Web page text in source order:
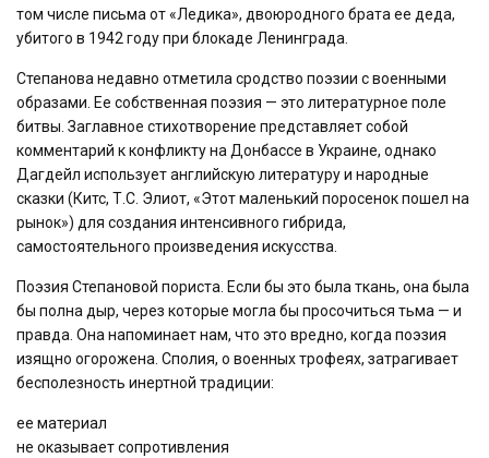
том числе письма от «Ледика», двоюродного брата ее деда,
убитого в 1942 году при блокаде Ленинграда.
Степанова недавно отметила сродство поэзии с военными
образами. Ее собственная поэзия — это литературное поле
битвы. Заглавное стихотворение представляет собой
комментарий к конфликту на Донбассе в Украине, однако
Дагдейл использует английскую литературу и народные
сказки (Китс, Т.С. Элиот, «Этот маленький поросенок пошел на
рынок») для создания интенсивного гибрида,
самостоятельного произведения искусства.
Поэзия Степановой пориста. Если бы это была ткань, она была
бы полна дыр, через которые могла бы просочиться тьма — и
правда. Она напоминает нам, что это вредно, когда поэзия
изящно огорожена. Сполия, о военных трофеях, затрагивает
бесполезность инертной традиции:
ее материал
не оказывает сопротивления